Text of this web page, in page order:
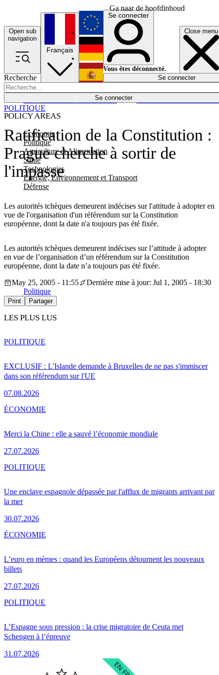
Ga naar de hoofdinhoud
Open sub
navigation
Close menu
Recherche
Se connecter
POLICY AREAS
Economie
Politique
Agriculture et Alimentation
Santé
Technologies
Energie, Environnement et Transport
Défense
Économie
Français
English
Deutsch
Español
Se connecter
Vous êtes déconnecté.
Se connecter
Ratification de la Constitution :
Prague cherche à sortir de
l'impasse
Les autorités tchèques demeurent indécises sur l'attitude à adopter en
vue de l'organisation d'un référendum sur la Constitution
européenne, dont la date n'a toujours pas été fixée.
POLITIQUE
Les autorités tchèques demeurent indécises sur l’attitude à adopter
en vue de l’organisation d’un référendum sur la Constitution
européenne, dont la date n’a toujours pas été fixée.
May 25, 2005 - 11:55
Dernière mise à jour: Jul 1, 2005 - 18:30
Politique
Print Partager
LES PLUS LUS
EXCLUSIF : L'Islande demande à Bruxelles de ne pas s'immiscer
dans son référendum sur l'UE
07.08.2026
POLITIQUE
Merci la Chine : elle a sauvé l’économie mondiale
27.07.2026
ÉCONOMIE
Une enclave espagnole dépassée par l'afflux de migrants arrivant par
la mer
30.07.2026
POLITIQUE
L’euro en mèmes : quand les Européens détournent les nouveaux
billets
27.07.2026
ÉCONOMIE
L’Espagne sous pression : la crise migratoire de Ceuta met
Schengen à l’épreuve
31.07.2026
POLITIQUE